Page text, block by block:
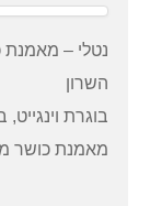
נטלי –
השרון
בוגרת
מאמנת כושר